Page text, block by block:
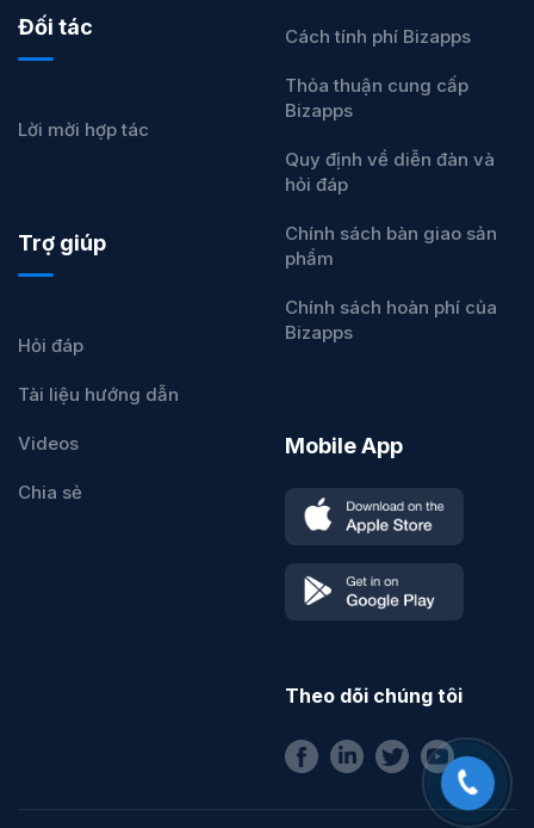
Đối tác
Lời mời hợp tác
Trợ giúp
Hỏi đáp
Tài liệu hướng dẫn
Videos
Chia sẻ
Cách tính phí Bizapps
Thỏa thuận cung cấp
Bizapps
Quy định về diễn đàn và
hỏi đáp
Chính sách bàn giao sản
phẩm
Chính sách hoàn phí của
Bizapps
Mobile App
Theo dõi chúng tôi